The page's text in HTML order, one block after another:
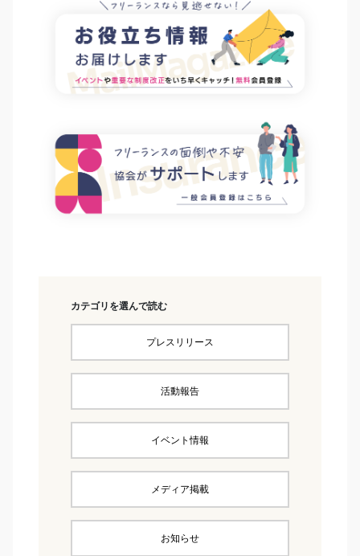
カテゴリを選んで読む
プレスリリース
活動報告
イベント情報
メディア掲載
お知らせ